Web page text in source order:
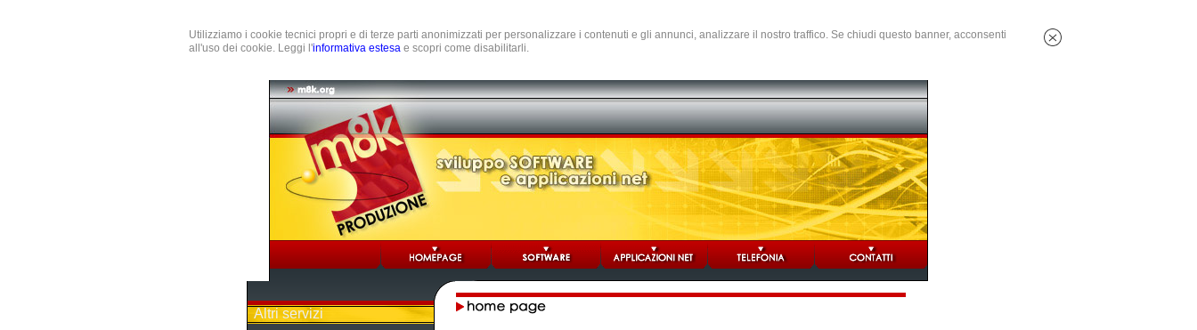
Utilizziamo i cookie tecnici propri e di terze parti anonimizzati per personalizzare i contenuti e gli annunci, analizzare il nostro traffico. Se chiudi questo banner, acconsenti
all'uso dei cookie. Leggi l'informativa estesa e scopri come disabilitarli.
Altri servizi